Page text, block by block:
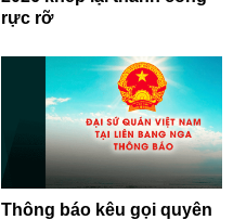
rực rỡ
Thông báo kêu gọi quyên